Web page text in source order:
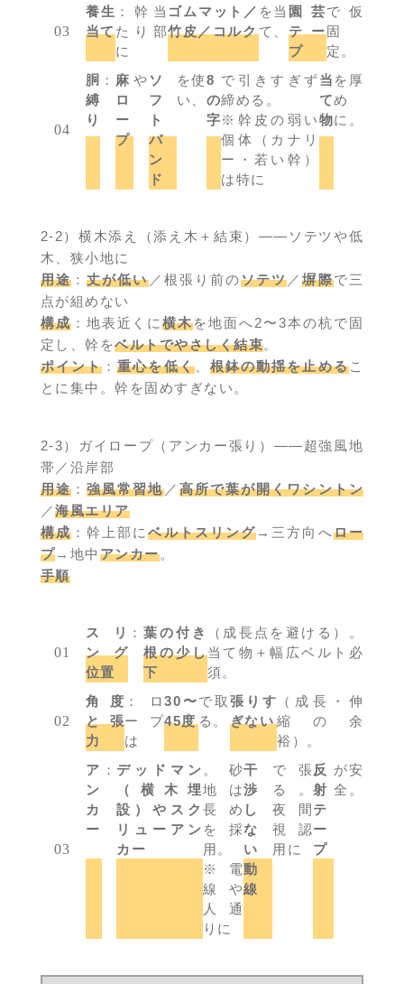
養生
当て
：幹当
たり部
に
ゴムマット／
竹皮／コルク
を当
て、
園芸
テー
プ
で仮
固
定。
胴
縛
り
： 麻
ロ
ー
プ
や ソ
フ
ト
バ
ン
ド
を使
い、
8
の
字
で引きすぎず
締める。
※幹皮の弱い
個体（カナリ
ー・若い幹）
は特に
当
て
物
を厚
め
に。
2-2）横木添え（添え木＋結束）――ソテツや低
木、狭小地に
用途 ：丈が低い／根張り前のソテツ／塀際で三
点が組めない
構成：地表近くに横木を地面へ2〜3本の杭で固
定し、幹をベルトでやさしく結束。
ポイント ：重心を低く、 根鉢の動揺を止めるこ
とに集中。幹を固めすぎない。
2-3）ガイロープ（アンカー張り）――超強風地
帯／沿岸部
用途 ：強風常習地／ 高所で葉が開くワシントン
／海風エリア
構成 ：幹上部にベルトスリング→三方向へロー
プ→地中 アンカー。
手順
スリ
ング
位置
： 葉の付き
根の少し
下
（成長点を避ける）。
当て物＋幅広ベルト必
須。
角度
と張
力
：ロ
ープ
は
30〜
45度
で取
る。
張りす
ぎない
（成長・伸
縮の余
裕）。
ア
ン
カ
ー
： デッドマン
（横木埋
設）やスク
リューアン
カー
。砂
地は
長め
を採
用。
※電
線や
人通
りに
干
渉
し
な
い
動
線
で張
る。
夜間
視認
用に
反
射
テ
ー
プ
が安
全。